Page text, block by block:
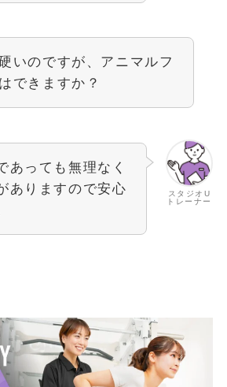
いのですが、アニマルフ
できますか？
スタジオU
トレーナー
あっても無理なく
ありますので安心